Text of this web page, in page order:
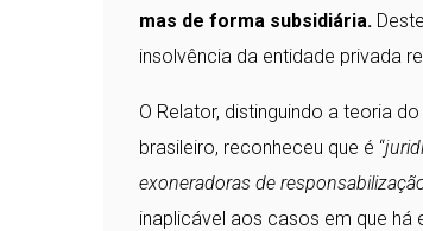
mas de forma subsidiária.
insolvência da entidade privada
O Relator, distinguindo a teoria
brasileiro, reconheceu que é “
exoneradoras de
inaplicável aos casos em que há